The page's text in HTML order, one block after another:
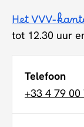
Het VVV-
tot 12.30 uur
Telefoon
+33 4 79 00